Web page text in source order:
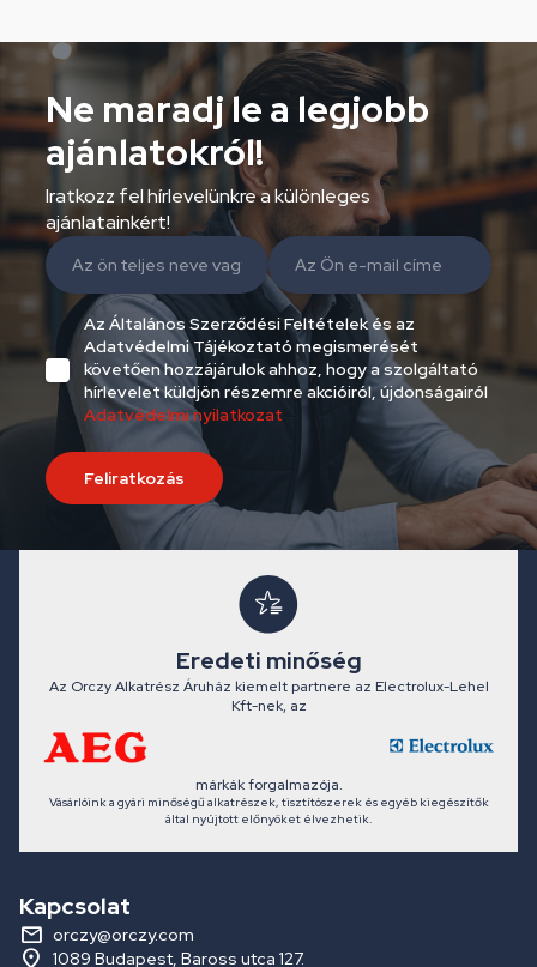
Ne maradj le a legjobb
ajánlatokról!
Iratkozz fel hírlevelünkre a különleges
ajánlatainkért!
Az Általános Szerződési Feltételek és az
Adatvédelmi Tájékoztató megismerését
követően hozzájárulok ahhoz, hogy a szolgáltató
hírlevelet küldjön részemre akcióiról, újdonságairól
Adatvédelmi nyilatkozat
Feliratkozás
Eredeti minőség
Az Orczy Alkatrész Áruház kiemelt partnere az Electrolux-Lehel
Kft-nek, az
márkák forgalmazója.
Vásárlóink a gyári minőségű alkatrészek, tisztítószerek és egyéb kiegészítők
által nyújtott előnyöket élvezhetik.
Kapcsolat
orczy@orczy.com
1089 Budapest, Baross utca 127.